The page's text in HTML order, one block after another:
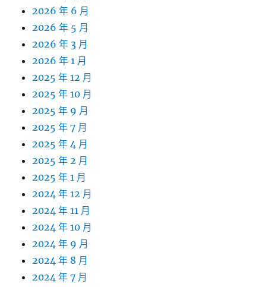
2026 年 6 月
2026 年 5 月
2026 年 3 月
2026 年 1 月
2025 年 12 月
2025 年 10 月
2025 年 9 月
2025 年 7 月
2025 年 4 月
2025 年 2 月
2025 年 1 月
2024 年 12 月
2024 年 11 月
2024 年 10 月
2024 年 9 月
2024 年 8 月
2024 年 7 月